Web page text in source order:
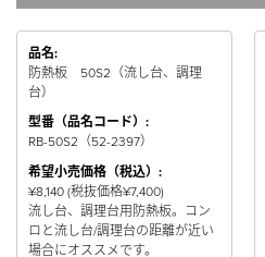
品名:
防熱板 50S2（流し台、調理
台）
型番（品名コード）:
RB-50S2（52-2397）
希望小売価格（税込）:
¥8,140 (税抜価格¥7,400)
流し台、調理台用防熱板。コン
ロと流し台/調理台の距離が近い
場合にオススメです。